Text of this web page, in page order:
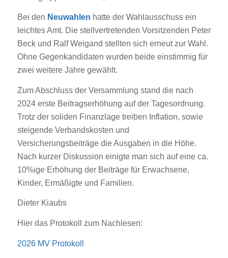
Bei den Neuwahlen hatte der Wahlausschuss ein
leichtes Amt. Die stellvertretenden Vorsitzenden Peter
Beck und Ralf Weigand stellten sich erneut zur Wahl.
Ohne Gegenkandidaten wurden beide einstimmig für
zwei weitere Jahre gewählt.
Zum Abschluss der Versammlung stand die nach
2024 erste Beitragserhöhung auf der Tagesordnung.
Trotz der soliden Finanzlage treiben Inflation, sowie
steigende Verbandskosten und
Versicherungsbeiträge die Ausgaben in die Höhe.
Nach kurzer Diskussion einigte man sich auf eine ca.
10%ige Erhöhung der Beiträge für Erwachsene,
Kinder, Ermäßigte und Familien.
Dieter Kiaubs
Hier das Protokoll zum Nachlesen:
2026 MV Protokoll